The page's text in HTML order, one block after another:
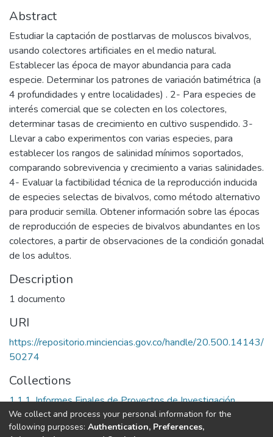
Abstract
Estudiar la captación de postlarvas de moluscos bivalvos,
usando colectores artificiales en el medio natural.
Establecer las época de mayor abundancia para cada
especie. Determinar los patrones de variación batimétrica (a
4 profundidades y entre localidades) . 2- Para especies de
interés comercial que se colecten en los colectores,
determinar tasas de crecimiento en cultivo suspendido. 3-
Llevar a cabo experimentos con varias especies, para
establecer los rangos de salinidad mínimos soportados,
comparando sobrevivencia y crecimiento a varias salinidades.
4- Evaluar la factibilidad técnica de la reproducción inducida
de especies selectas de bivalvos, como método alternativo
para producir semilla. Obtener información sobre las épocas
de reproducción de especies de bivalvos abundantes en los
colectores, a partir de observaciones de la condición gonadal
de los adultos.
Description
1 documento
URI
https://repositorio.minciencias.gov.co/handle/20.500.14143/
50274
Collections
1.1.1. Informes Finales de Proyectos de Investigación
Full item page
We collect and process your personal information for the
following purposes: Authentication, Preferences,